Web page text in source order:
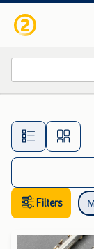
Filters